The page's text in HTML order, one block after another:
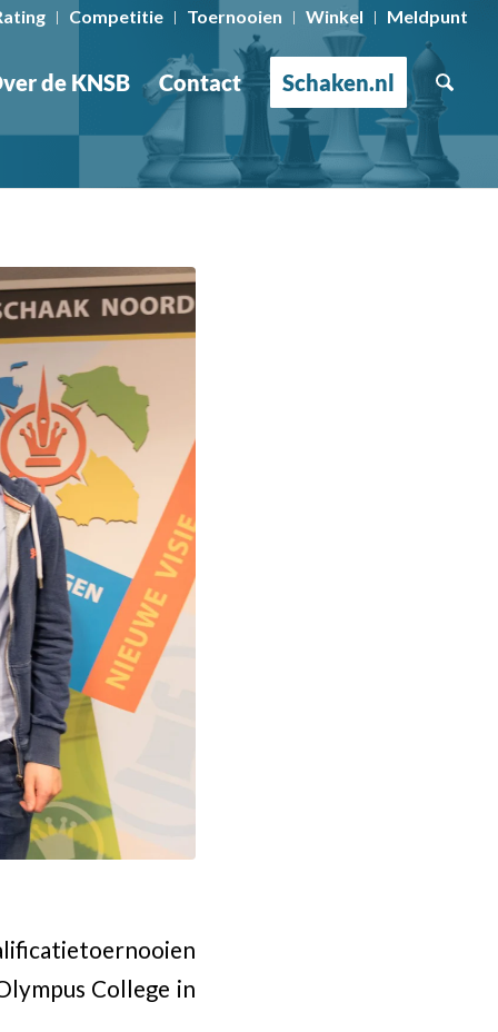
Competitie Toernooien Winkel Meldpunt
de KNSB Contact Schaken.nl
College in